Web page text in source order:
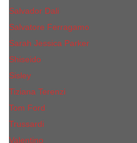
Salvador Dali
Salvatore Ferragamo
Sarah Jessica Parker
Shiseido
Sisley
Tiziana Terenzi
Tom Ford
Trussardi
Valentino